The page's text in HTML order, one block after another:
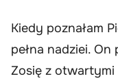
Kiedy poznałam
pełna nadziei.
Zosię z otwartymi